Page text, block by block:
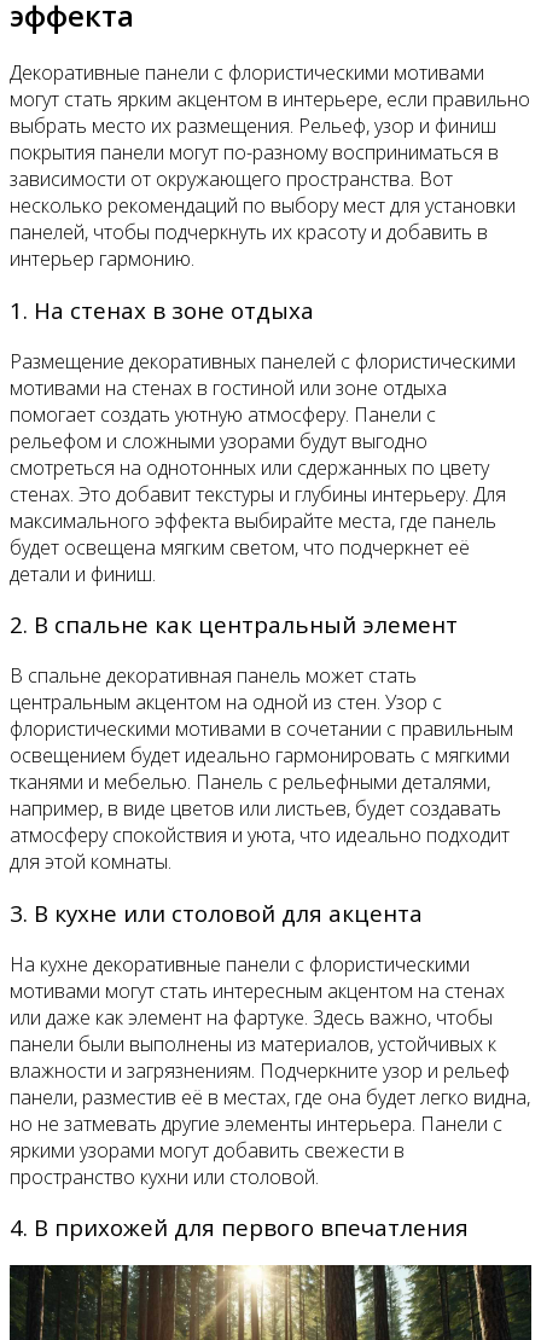
эффекта
Декоративные панели с флористическими мотивами
могут стать ярким акцентом в интерьере, если правильно
выбрать место их размещения. Рельеф, узор и финиш
покрытия панели могут по-разному восприниматься в
зависимости от окружающего пространства. Вот
несколько рекомендаций по выбору мест для установки
панелей, чтобы подчеркнуть их красоту и добавить в
интерьер гармонию.
1. На стенах в зоне отдыха
Размещение декоративных панелей с флористическими
мотивами на стенах в гостиной или зоне отдыха
помогает создать уютную атмосферу. Панели с
рельефом и сложными узорами будут выгодно
смотреться на однотонных или сдержанных по цвету
стенах. Это добавит текстуры и глубины интерьеру. Для
максимального эффекта выбирайте места, где панель
будет освещена мягким светом, что подчеркнет её
детали и финиш.
2. В спальне как центральный элемент
В спальне декоративная панель может стать
центральным акцентом на одной из стен. Узор с
флористическими мотивами в сочетании с правильным
освещением будет идеально гармонировать с мягкими
тканями и мебелью. Панель с рельефными деталями,
например, в виде цветов или листьев, будет создавать
атмосферу спокойствия и уюта, что идеально подходит
для этой комнаты.
3. В кухне или столовой для акцента
На кухне декоративные панели с флористическими
мотивами могут стать интересным акцентом на стенах
или даже как элемент на фартуке. Здесь важно, чтобы
панели были выполнены из материалов, устойчивых к
влажности и загрязнениям. Подчеркните узор и рельеф
панели, разместив её в местах, где она будет легко видна,
но не затмевать другие элементы интерьера. Панели с
яркими узорами могут добавить свежести в
пространство кухни или столовой.
4. В прихожей для первого впечатления